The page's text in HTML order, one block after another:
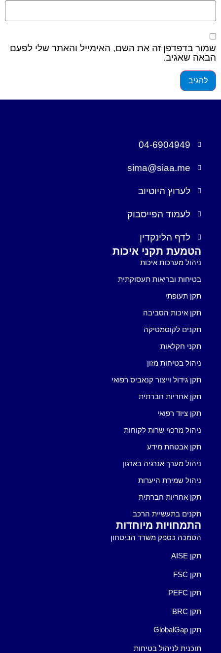
שמור בדפדפן זה את השם, האימייל והאתר שלי לפעם
הבאה שאגיב.
04-6904949
sima@siaa.me
לערוץ היוטיוב
לעמוד הפייסבוק
לדף הלינקדין
הטמעת תקני איכות
ניהול מערכות איכות
בטיחות ובריאות תעסוקתית
תקן תעופתי
תקן איכות הסביבה
תקנים לקוסמטיקה
תקני חקלאות
ניהול בטיחות מזון
תקן גידול וייצור קנאביס רפואי
תקן אחריות חברתית
תקן ציוד רפואי
ניהול מרכזי שרות לקוחות
תקן אבטחת מידע
ניהול מערך אנרגיה בארגון
ניהול שמירת היערות
תקן אחריות חברתית
תקנים בתעשיית הרכב
התמחויות מיוחדות
הסמכה כספק משרד הביטחון
תקן AISE
תקן FSC
תקן PEFC
תקן BRC
תקן GlobalGap
תוכנית לניהול בטיחות